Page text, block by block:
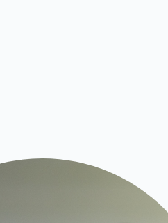
Tanssin Aika – festivaali
Kulttuuritalo Villa Rana